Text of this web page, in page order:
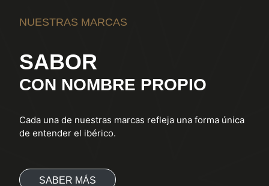
NUESTRAS MARCAS
SABOR
CON NOMBRE PROPIO
Cada una de nuestras marcas refleja una forma única
de entender el ibérico.
SABER MÁS